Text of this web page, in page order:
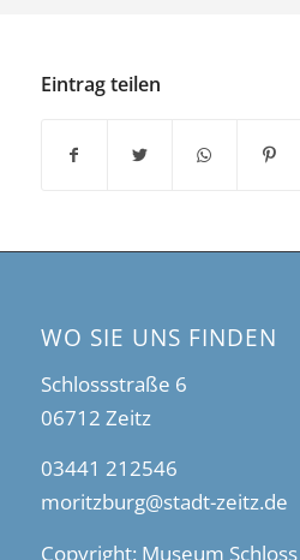
Eintrag teilen
WO SIE UNS FINDEN
Schlossstraße 6
06712 Zeitz
03441 212546
moritzburg@stadt-zeitz.de
Copyright: Museum